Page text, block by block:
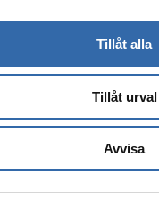
Tillåt alla
Tillåt urval
Avvisa
Kontakt Logga in Translate
KONTAKTA OSS